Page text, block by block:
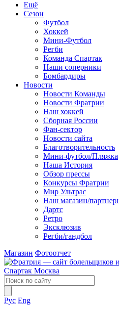
Ещё
Сезон
Футбол
Хоккей
Мини-Футбол
Регби
Команда Спартак
Наши соперники
Бомбардиры
Новости
Новости Команды
Новости Фратрии
Наш хоккей
Сборная России
Фан-cектор
Новости сайта
Благотворительность
Мини-футбол/Пляжка
Наша История
Обзор прессы
Конкурсы Фратрии
Мир Ультрас
Наш магазин/
Дартс
Ретро
Эксклюзив
Регби/гандбол
Магазин Фотоотчет
Рус Eng